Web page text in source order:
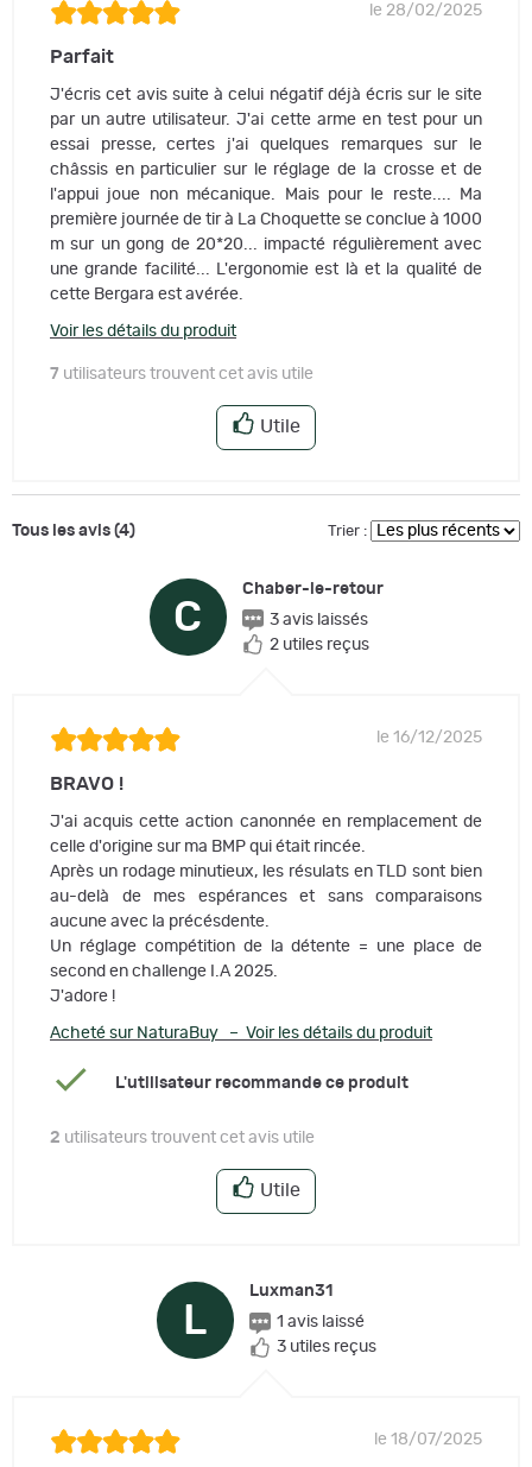
le 28/02/2025
Parfait
J'écris cet avis suite à celui négatif déjà écris sur le site
par un autre utilisateur. J'ai cette arme en test pour un
essai presse, certes j'ai quelques remarques sur le
châssis en particulier sur le réglage de la crosse et de
l'appui joue non mécanique. Mais pour le reste.... Ma
première journée de tir à La Choquette se conclue à 1000
m sur un gong de 20*20... impacté régulièrement avec
une grande facilité... L'ergonomie est là et la qualité de
cette Bergara est avérée.
Voir les détails du produit
7 utilisateurs trouvent cet avis utile
Utile
Tous les avis (4) Trier :
C
Chaber-le-retour
3 avis laissés
2 utiles reçus
le 16/12/2025
BRAVO !
J'ai acquis cette action canonnée en remplacement de
celle d'origine sur ma BMP qui était rincée.
Après un rodage minutieux, les résulats en TLD sont bien
au-delà de mes espérances et sans comparaisons
aucune avec la précésdente.
Un réglage compétition de la détente = une place de
second en challenge I.A 2025.
J'adore !
Acheté sur NaturaBuy – Voir les détails du produit
L'utilisateur recommande ce produit
2 utilisateurs trouvent cet avis utile
Utile
L
Luxman31
1 avis laissé
3 utiles reçus
le 18/07/2025